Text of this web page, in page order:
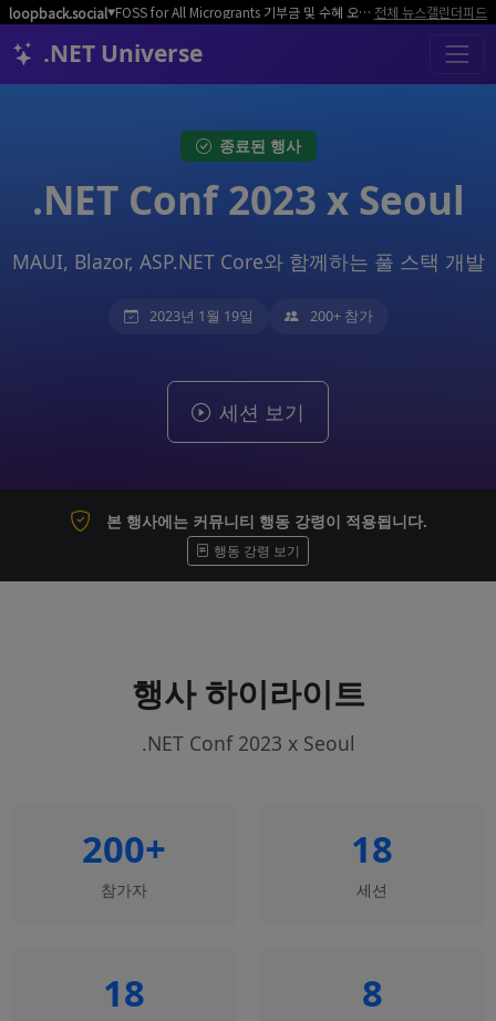
loopback.social▼ FOSS for All Microgrants 기부금 및 수혜 오픈소스 프로젝트/커뮤니티 모집 전체 뉴스캘린더피드
.NET Universe
종료된 행사
.NET Conf 2023 x Seoul
MAUI, Blazor, ASP.NET Core와 함께하는 풀 스택 개발
2023년 1월 19일 200+ 참가
세션 보기
본 행사에는 커뮤니티 행동 강령이 적용됩니다.
행동 강령 보기
행사 하이라이트
.NET Conf 2023 x Seoul
200+
참가자
18
세션
18 8